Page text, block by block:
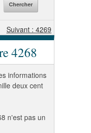
Suivant : 4269
4268
informations
deux cent
n'est pas un